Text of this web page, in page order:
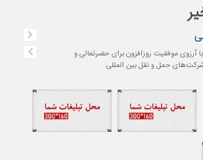
آرزوی موفقیت روزافزون برای حضرتعالی و
حمل و نقل بین المللی